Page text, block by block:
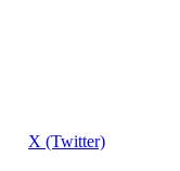
X (Twitter)